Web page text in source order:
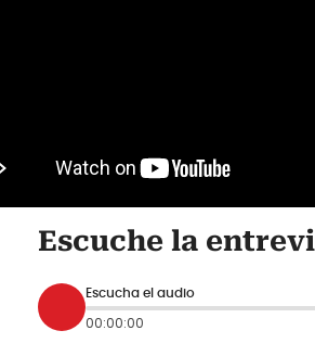
Escuche la
Escucha el audio
00:00:00